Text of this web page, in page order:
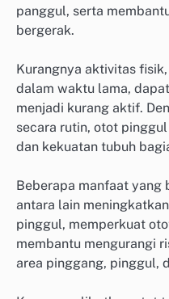
panggul, serta
bergerak.
Kurangnya aktivitas
dalam waktu lama,
menjadi kurang aktif.
secara rutin, otot
dan kekuatan tubuh
Beberapa manfaat yang
antara lain
pinggul, memperkuat
membantu mengurangi
area pinggang, pinggul,